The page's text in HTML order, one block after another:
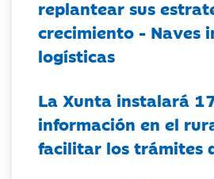
replantear sus
crecimiento - Naves
logísticas
La Xunta instalará
información en el
facilitar los trámites